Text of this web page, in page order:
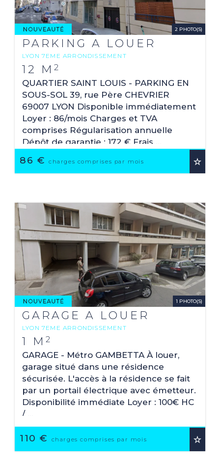
2 PHOTO(S)
PARKING A LOUER
LYON 7EME ARRONDISSEMENT
12 M 2
86 € charges comprises par mois
QUARTIER SAINT LOUIS - PARKING EN
SOUS-SOL 39, rue Père CHEVRIER
69007 LYON Disponible immédiatement
Loyer : 86/mois Charges et TVA
comprises Régularisation annuelle
Dépôt de garantie : 172 € Frais ...
1 PHOTO(S)
GARAGE A LOUER
LYON 7EME ARRONDISSEMENT
1 M 2
110 € charges comprises par mois
GARAGE - Métro GAMBETTA À louer,
garage situé dans une résidence
sécurisée. L'accès à la résidence se fait
par un portail électrique avec émetteur.
Disponibilité immédiate Loyer : 100€ HC
/ ...